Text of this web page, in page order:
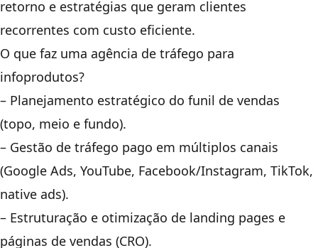
retorno e estratégias que geram clientes
recorrentes com custo eficiente.
O que faz uma agência de tráfego para
infoprodutos?
– Planejamento estratégico do funil de vendas
(topo, meio e fundo).
– Gestão de tráfego pago em múltiplos canais
(Google Ads, YouTube, Facebook/Instagram, TikTok,
native ads).
– Estruturação e otimização de landing pages e
páginas de vendas (CRO).